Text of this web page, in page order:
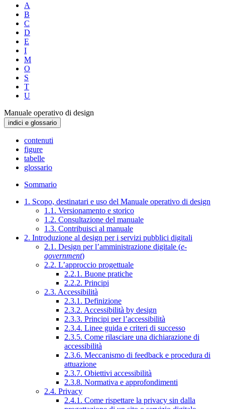
A
B
C
D
E
I
M
O
S
T
U
Manuale operativo di design
indici e glossario
contenuti
figure
tabelle
glossario
Sommario
1. Scopo, destinatari e uso del Manuale operativo di design
1.1. Versionamento e storico
1.2. Consultazione del manuale
1.3. Contribuisci al manuale
2. Introduzione al design per i servizi pubblici digitali
2.1. Design per l’amministrazione digitale (e-
government)
2.2. L’approccio progettuale
2.2.1. Buone pratiche
2.2.2. Principi
2.3. Accessibilità
2.3.1. Definizione
2.3.2. Accessibilità by design
2.3.3. Principi per l’accessibilità
2.3.4. Linee guida e criteri di successo
2.3.5. Come rilasciare una dichiarazione di
accessibilità
2.3.6. Meccanismo di feedback e procedura di
attuazione
2.3.7. Obiettivi accessibilità
2.3.8. Normativa e approfondimenti
2.4. Privacy
2.4.1. Come rispettare la privacy sin dalla